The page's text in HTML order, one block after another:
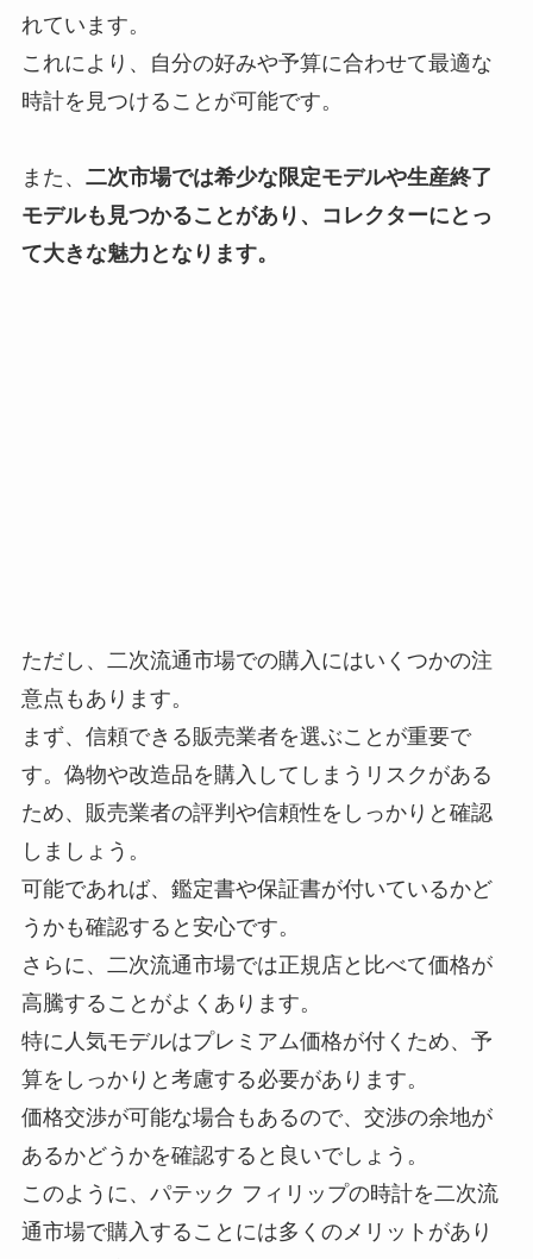
れています。
これにより、自分の好みや予算に合わせて最適な
時計を見つけることが可能です。
また、 二次市場では希少な限定モデルや生産終了
モデルも見つかることがあり、コレクターにとっ
て大きな魅力となります。
ただし、二次流通市場での購入にはいくつかの注
意点もあります。
まず、信頼できる販売業者を選ぶことが重要で
す。偽物や改造品を購入してしまうリスクがある
ため、販売業者の評判や信頼性をしっかりと確認
しましょう。
可能であれば、鑑定書や保証書が付いているかど
うかも確認すると安心です。
さらに、二次流通市場では正規店と比べて価格が
高騰することがよくあります。
特に人気モデルはプレミアム価格が付くため、予
算をしっかりと考慮する必要があります。
価格交渉が可能な場合もあるので、交渉の余地が
あるかどうかを確認すると良いでしょう。
このように、パテック フィリップの時計を二次流
通市場で購入することには多くのメリットがあり